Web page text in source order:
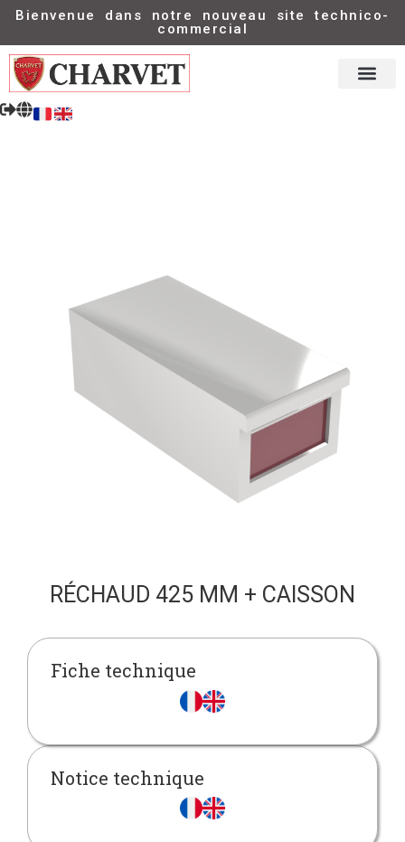
Bienvenue dans notre nouveau site technico-
commercial
RÉCHAUD 425 MM + CAISSON
Fiche technique
Notice technique